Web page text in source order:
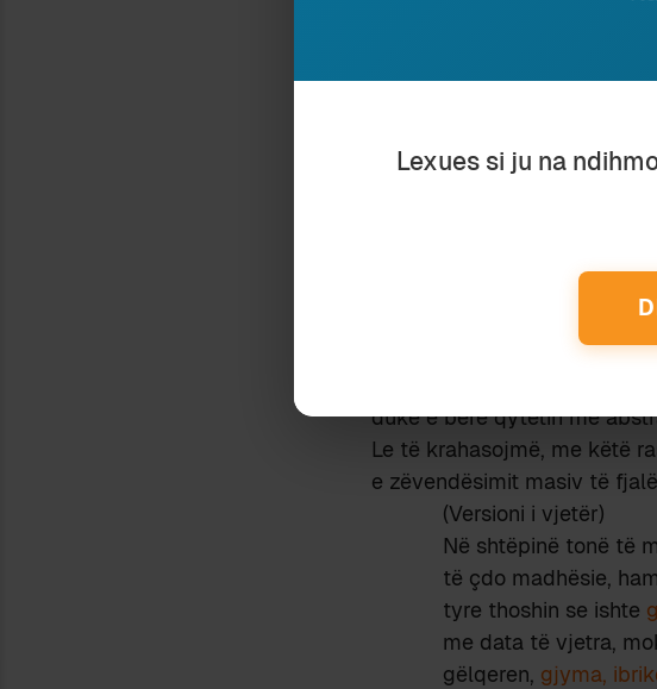
së I.K.-së të mos përdorin
Përkundrazi, nga
Gjirokastrën e viteve 1930-
kish qenë qytet i
me prejardhje nga
duke e bërë qytetin më
Le të krahasojmë, me këtë
e zëvendësimit masiv të
(Versioni i vjetër)
Në shtëpinë tonë të
të çdo madhësie,
tyre thoshin se ishte
me data të vjetra,
gëlqeren, gjyma,
Lexues si ju na